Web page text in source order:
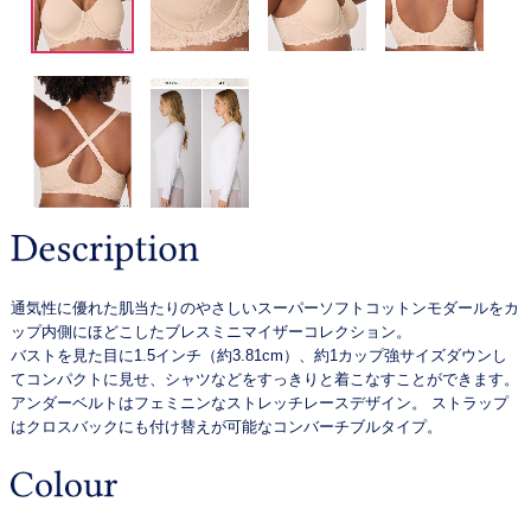
通気性に優れた肌当たりのやさしいスーパーソフトコットンモダールをカ
ップ内側にほどこしたブレスミニマイザーコレクション。
バストを見た目に1.5インチ（約3.81cm）、約1カップ強サイズダウンし
てコンパクトに見せ、シャツなどをすっきりと着こなすことができます。
アンダーベルトはフェミニンなストレッチレースデザイン。 ストラップ
はクロスバックにも付け替えが可能なコンバーチブルタイプ。